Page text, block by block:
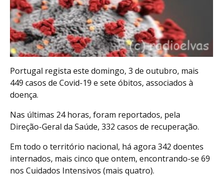
Portugal regista este domingo, 3 de outubro, mais
449 casos de Covid-19 e sete óbitos, associados à
doença.
Nas últimas 24 horas, foram reportados, pela
Direção-Geral da Saúde, 332 casos de recuperação.
Em todo o território nacional, há agora 342 doentes
internados, mais cinco que ontem, encontrando-se 69
nos Cuidados Intensivos (mais quatro).